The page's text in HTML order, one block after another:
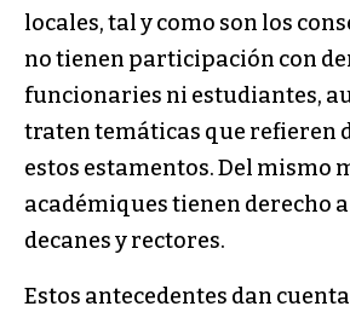
locales, tal y como son los
no tienen participación con
funcionaries ni estudiantes,
traten temáticas que refieren
estos estamentos. Del mismo
académiques tienen derecho
decanes y rectores.
Estos antecedentes dan